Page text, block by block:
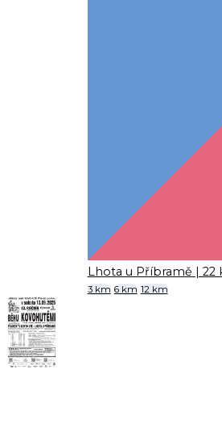
Lhota u Příbramě | 22
3 km 6 km 12 km